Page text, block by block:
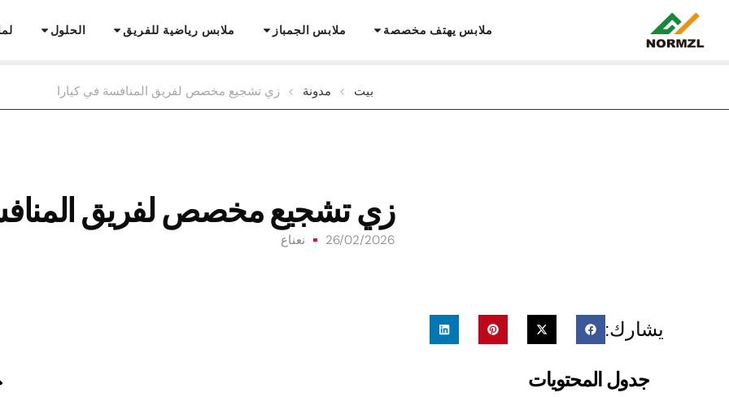
ملابس يهتف مخصصة ملابس الجمباز ملابس رياضية للفريق الحلول
بيت > مدونة > زي تشجيع مخصص لفريق المنافسة في كيارا
زي تشجيع مخصص لفريق
26/02/2026 نعناع
يشارك:
جدول المحتويات